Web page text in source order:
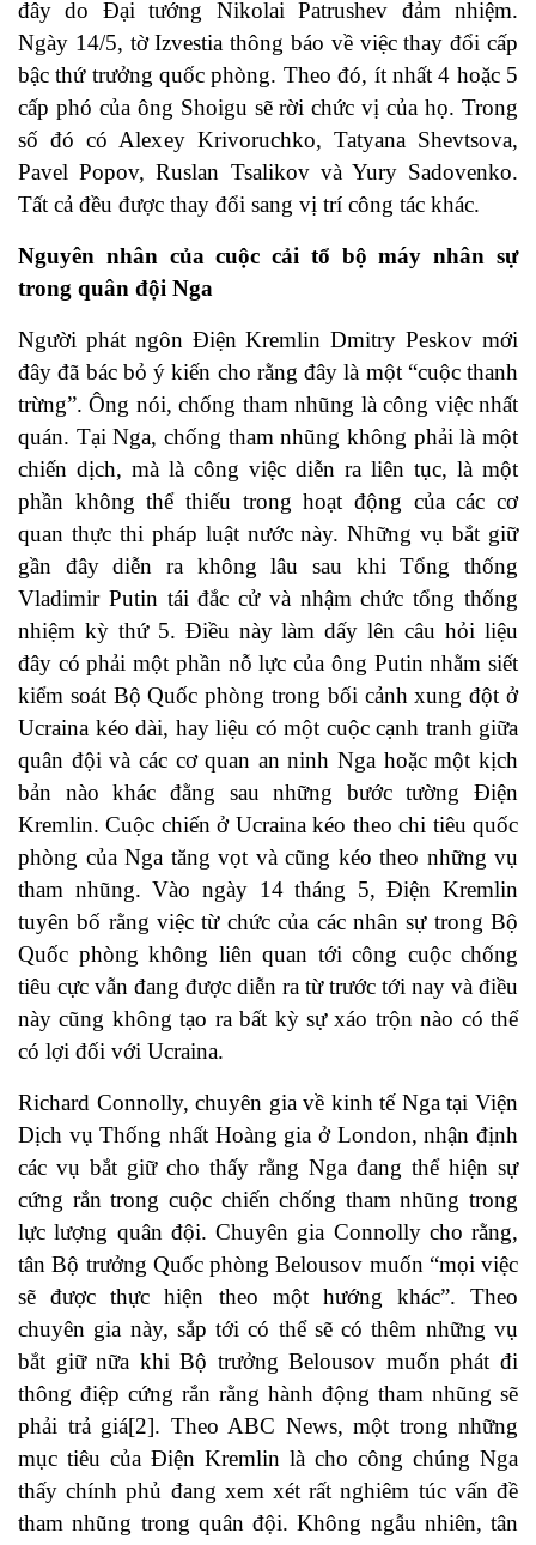
đây do Đại tướng Nikolai Patrushev đảm nhiệm.
Ngày 14/5, tờ Izvestia thông báo về việc thay đổi cấp
bậc thứ trưởng quốc phòng. Theo đó, ít nhất 4 hoặc 5
cấp phó của ông Shoigu sẽ rời chức vị của họ. Trong
số đó có Alexey Krivoruchko, Tatyana Shevtsova,
Pavel Popov, Ruslan Tsalikov và Yury Sadovenko.
Tất cả đều được thay đổi sang vị trí công tác khác.
Nguyên nhân của cuộc cải tổ bộ máy nhân sự
trong quân đội Nga
Người phát ngôn Điện Kremlin Dmitry Peskov mới
đây đã bác bỏ ý kiến cho rằng đây là một “cuộc thanh
trừng”. Ông nói, chống tham nhũng là công việc nhất
quán. Tại Nga, chống tham nhũng không phải là một
chiến dịch, mà là công việc diễn ra liên tục, là một
phần không thể thiếu trong hoạt động của các cơ
quan thực thi pháp luật nước này. Những vụ bắt giữ
gần đây diễn ra không lâu sau khi Tổng thống
Vladimir Putin tái đắc cử và nhậm chức tổng thống
nhiệm kỳ thứ 5. Điều này làm dấy lên câu hỏi liệu
đây có phải một phần nỗ lực của ông Putin nhằm siết
kiểm soát Bộ Quốc phòng trong bối cảnh xung đột ở
Ucraina kéo dài, hay liệu có một cuộc cạnh tranh giữa
quân đội và các cơ quan an ninh Nga hoặc một kịch
bản nào khác đằng sau những bước tường Điện
Kremlin. Cuộc chiến ở Ucraina kéo theo chi tiêu quốc
phòng của Nga tăng vọt và cũng kéo theo những vụ
tham nhũng. Vào ngày 14 tháng 5, Điện Kremlin
tuyên bố rằng việc từ chức của các nhân sự trong Bộ
Quốc phòng không liên quan tới công cuộc chống
tiêu cực vẫn đang được diễn ra từ trước tới nay và điều
này cũng không tạo ra bất kỳ sự xáo trộn nào có thể
có lợi đối với Ucraina.
Richard Connolly, chuyên gia về kinh tế Nga tại Viện
Dịch vụ Thống nhất Hoàng gia ở London, nhận định
các vụ bắt giữ cho thấy rằng Nga đang thể hiện sự
cứng rắn trong cuộc chiến chống tham nhũng trong
lực lượng quân đội. Chuyên gia Connolly cho rằng,
tân Bộ trưởng Quốc phòng Belousov muốn “mọi việc
sẽ được thực hiện theo một hướng khác”. Theo
chuyên gia này, sắp tới có thể sẽ có thêm những vụ
bắt giữ nữa khi Bộ trưởng Belousov muốn phát đi
thông điệp cứng rắn rằng hành động tham nhũng sẽ
phải trả giá[2]. Theo ABC News, một trong những
mục tiêu của Điện Kremlin là cho công chúng Nga
thấy chính phủ đang xem xét rất nghiêm túc vấn đề
tham nhũng trong quân đội. Không ngẫu nhiên, tân